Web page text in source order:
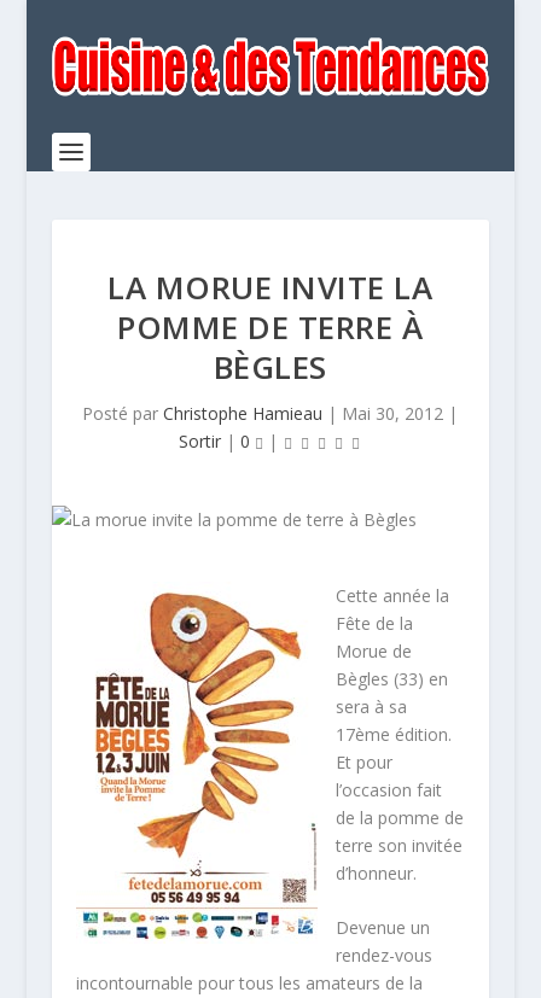
LA MORUE INVITE LA
POMME DE TERRE À
BÈGLES
Posté parChristophe Hamieau | Mai 30, 2012 |
Sortir| 0 |
Cette année la
Fête de la
Morue de
Bègles (33) en
sera à sa
17ème édition.
Et pour
l’occasion fait
de la pomme de
terre son invitée
d’honneur.
Devenue un
rendez-vous
incontournable pour tous les amateurs de la